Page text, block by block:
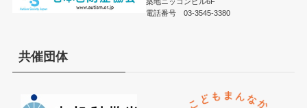
電話番号 03-3545-3380
共催団体